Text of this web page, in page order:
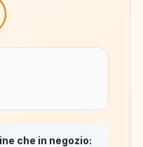
che in negozio: